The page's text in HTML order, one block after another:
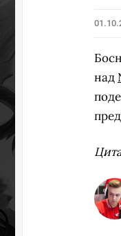
над